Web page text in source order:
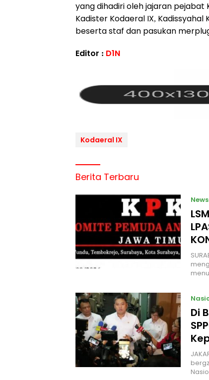
yang dihadiri oleh jajaran pejabat
Kadister Kodaeral IX, Kadissyahal
beserta staf dan pasukan
Editor : D1N
Kodaeral IX
Berita Terbaru
News
Di